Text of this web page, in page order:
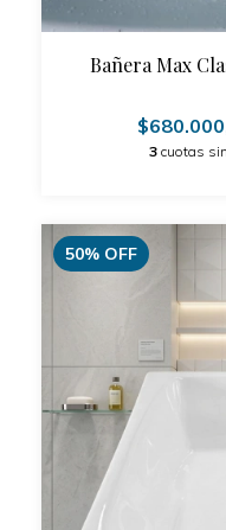
Bañera Max
3 cuotas
50% OFF